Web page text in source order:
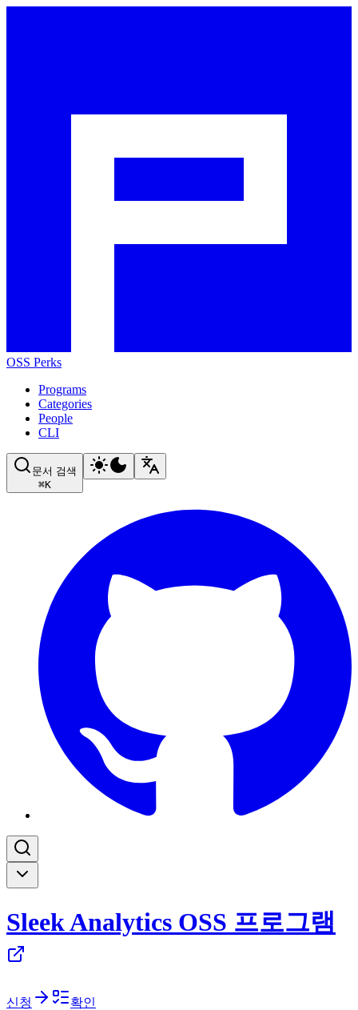
OSS Perks
Programs
Categories
People
CLI
문서 검색
⌘K
Sleek Analytics OSS 프로그램
신청 확인